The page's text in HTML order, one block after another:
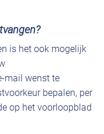
is het ook mogelijk
mail wenst te
bepalen, per
op het voorloopblad